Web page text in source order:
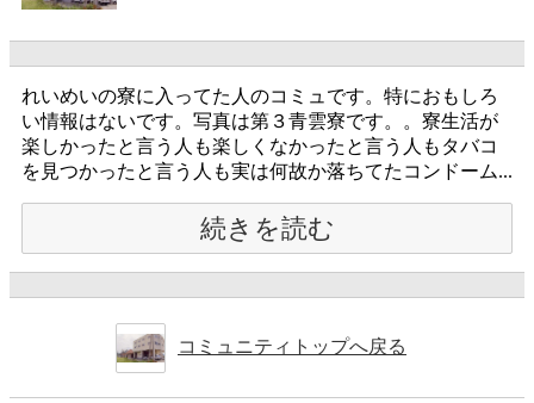
れいめいの寮に入ってた人のコミュです。特におもしろ
い情報はないです。写真は第３青雲寮です。。寮生活が
楽しかったと言う人も楽しくなかったと言う人もタバコ
を見つかったと言う人も実は何故か落ちてたコンドーム...
続きを読む
コミュニティトップへ戻る